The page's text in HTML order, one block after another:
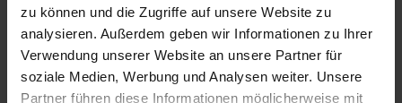
zu können und die Zugriffe auf unsere Website zu
analysieren. Außerdem geben wir Informationen zu Ihrer
Verwendung unserer Website an unsere Partner für
soziale Medien, Werbung und Analysen weiter. Unsere
Partner führen diese Informationen möglicherweise mit
Leifheit FAQs